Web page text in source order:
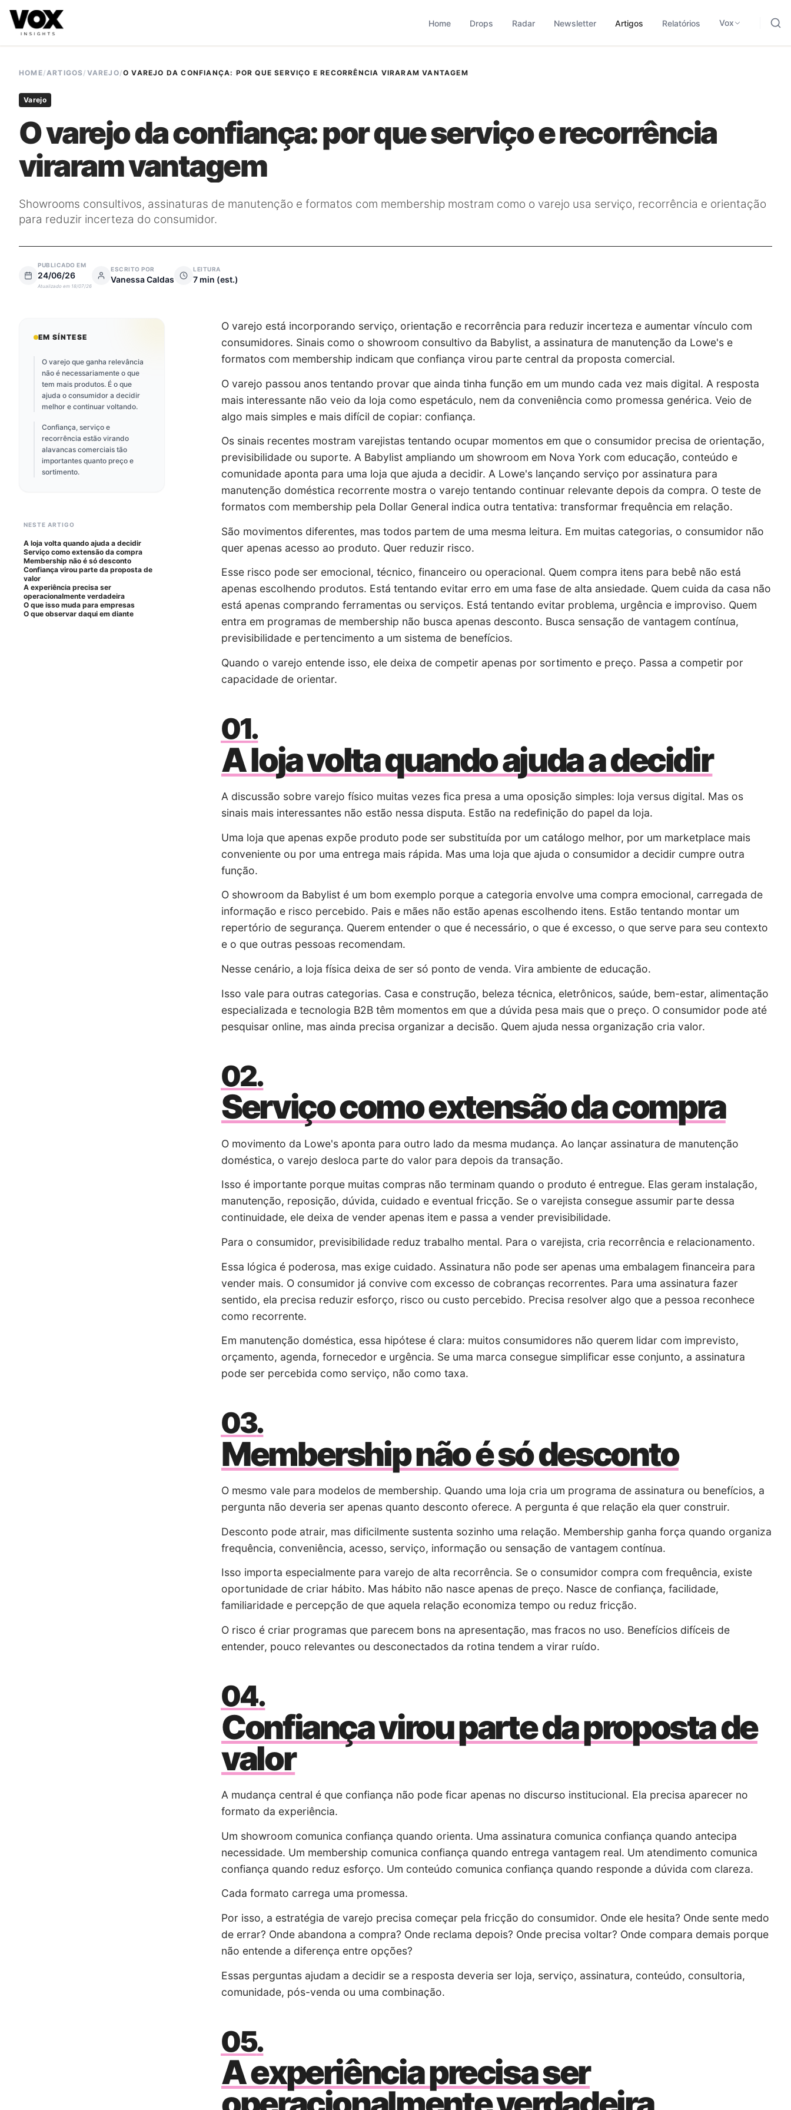
A direção estratégica é liderada por Vanessa Caldas e a operação combina monitoramento contínuo com curadoria metodológica para traduzir sinais em leitura aplicada.
Home Drops Radar Newsletter Artigos Relatórios Vox
HOME/ARTIGOS/ VAREJO/O VAREJO DA CONFIANÇA: POR QUE SERVIÇO E RECORRÊNCIA VIRARAM VANTAGEM
Varejo
O varejo da confiança: por que serviço e recorrência
viraram vantagem
Showrooms consultivos, assinaturas de manutenção e formatos com membership mostram como o varejo usa serviço, recorrência e orientação
para reduzir incerteza do consumidor.
PUBLICADO EM
24/06/26
Atualizado em 18/07/26
ESCRITO POR
Vanessa Caldas
LEITURA
7 min (est.)
EM SÍNTESE
O varejo que ganha relevância
não é necessariamente o que
tem mais produtos. É o que
ajuda o consumidor a decidir
melhor e continuar voltando.
Confiança, serviço e
recorrência estão virando
alavancas comerciais tão
importantes quanto preço e
sortimento.
NESTE ARTIGO
A loja volta quando ajuda a decidir
Serviço como extensão da compra
Membership não é só desconto
Confiança virou parte da proposta de
valor
A experiência precisa ser
operacionalmente verdadeira
O que isso muda para empresas
O que observar daqui em diante
O varejo está incorporando serviço, orientação e recorrência para reduzir incerteza e aumentar vínculo com
consumidores. Sinais como o showroom consultivo da Babylist, a assinatura de manutenção da Lowe's e
formatos com membership indicam que confiança virou parte central da proposta comercial.
O varejo passou anos tentando provar que ainda tinha função em um mundo cada vez mais digital. A resposta
mais interessante não veio da loja como espetáculo, nem da conveniência como promessa genérica. Veio de
algo mais simples e mais difícil de copiar: confiança.
Os sinais recentes mostram varejistas tentando ocupar momentos em que o consumidor precisa de orientação,
previsibilidade ou suporte. A Babylist ampliando um showroom em Nova York com educação, conteúdo e
comunidade aponta para uma loja que ajuda a decidir. A Lowe's lançando serviço por assinatura para
manutenção doméstica recorrente mostra o varejo tentando continuar relevante depois da compra. O teste de
formatos com membership pela Dollar General indica outra tentativa: transformar frequência em relação.
São movimentos diferentes, mas todos partem de uma mesma leitura. Em muitas categorias, o consumidor não
quer apenas acesso ao produto. Quer reduzir risco.
Esse risco pode ser emocional, técnico, financeiro ou operacional. Quem compra itens para bebê não está
apenas escolhendo produtos. Está tentando evitar erro em uma fase de alta ansiedade. Quem cuida da casa não
está apenas comprando ferramentas ou serviços. Está tentando evitar problema, urgência e improviso. Quem
entra em programas de membership não busca apenas desconto. Busca sensação de vantagem contínua,
previsibilidade e pertencimento a um sistema de benefícios.
Quando o varejo entende isso, ele deixa de competir apenas por sortimento e preço. Passa a competir por
capacidade de orientar.
A loja volta quando ajuda a decidir
A discussão sobre varejo físico muitas vezes fica presa a uma oposição simples: loja versus digital. Mas os
sinais mais interessantes não estão nessa disputa. Estão na redefinição do papel da loja.
Uma loja que apenas expõe produto pode ser substituída por um catálogo melhor, por um marketplace mais
conveniente ou por uma entrega mais rápida. Mas uma loja que ajuda o consumidor a decidir cumpre outra
função.
O showroom da Babylist é um bom exemplo porque a categoria envolve uma compra emocional, carregada de
informação e risco percebido. Pais e mães não estão apenas escolhendo itens. Estão tentando montar um
repertório de segurança. Querem entender o que é necessário, o que é excesso, o que serve para seu contexto
e o que outras pessoas recomendam.
Nesse cenário, a loja física deixa de ser só ponto de venda. Vira ambiente de educação.
Isso vale para outras categorias. Casa e construção, beleza técnica, eletrônicos, saúde, bem-estar, alimentação
especializada e tecnologia B2B têm momentos em que a dúvida pesa mais que o preço. O consumidor pode até
pesquisar online, mas ainda precisa organizar a decisão. Quem ajuda nessa organização cria valor.
Serviço como extensão da compra
O movimento da Lowe's aponta para outro lado da mesma mudança. Ao lançar assinatura de manutenção
doméstica, o varejo desloca parte do valor para depois da transação.
Isso é importante porque muitas compras não terminam quando o produto é entregue. Elas geram instalação,
manutenção, reposição, dúvida, cuidado e eventual fricção. Se o varejista consegue assumir parte dessa
continuidade, ele deixa de vender apenas item e passa a vender previsibilidade.
Para o consumidor, previsibilidade reduz trabalho mental. Para o varejista, cria recorrência e relacionamento.
Essa lógica é poderosa, mas exige cuidado. Assinatura não pode ser apenas uma embalagem financeira para
vender mais. O consumidor já convive com excesso de cobranças recorrentes. Para uma assinatura fazer
sentido, ela precisa reduzir esforço, risco ou custo percebido. Precisa resolver algo que a pessoa reconhece
como recorrente.
Em manutenção doméstica, essa hipótese é clara: muitos consumidores não querem lidar com imprevisto,
orçamento, agenda, fornecedor e urgência. Se uma marca consegue simplificar esse conjunto, a assinatura
pode ser percebida como serviço, não como taxa.
Membership não é só desconto
O mesmo vale para modelos de membership. Quando uma loja cria um programa de assinatura ou benefícios, a
pergunta não deveria ser apenas quanto desconto oferece. A pergunta é que relação ela quer construir.
Desconto pode atrair, mas dificilmente sustenta sozinho uma relação. Membership ganha força quando organiza
frequência, conveniência, acesso, serviço, informação ou sensação de vantagem contínua.
Isso importa especialmente para varejo de alta recorrência. Se o consumidor compra com frequência, existe
oportunidade de criar hábito. Mas hábito não nasce apenas de preço. Nasce de confiança, facilidade,
familiaridade e percepção de que aquela relação economiza tempo ou reduz fricção.
O risco é criar programas que parecem bons na apresentação, mas fracos no uso. Benefícios difíceis de
entender, pouco relevantes ou desconectados da rotina tendem a virar ruído.
Confiança virou parte da proposta de
valor
A mudança central é que confiança não pode ficar apenas no discurso institucional. Ela precisa aparecer no
formato da experiência.
Um showroom comunica confiança quando orienta. Uma assinatura comunica confiança quando antecipa
necessidade. Um membership comunica confiança quando entrega vantagem real. Um atendimento comunica
confiança quando reduz esforço. Um conteúdo comunica confiança quando responde a dúvida com clareza.
Cada formato carrega uma promessa.
Por isso, a estratégia de varejo precisa começar pela fricção do consumidor. Onde ele hesita? Onde sente medo
de errar? Onde abandona a compra? Onde reclama depois? Onde precisa voltar? Onde compara demais porque
não entende a diferença entre opções?
Essas perguntas ajudam a decidir se a resposta deveria ser loja, serviço, assinatura, conteúdo, consultoria,
comunidade, pós-venda ou uma combinação.
A experiência precisa ser